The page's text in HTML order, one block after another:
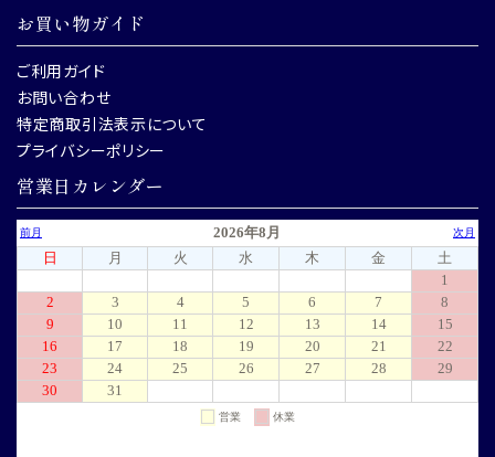
お買い物ガイド
ご利用ガイド
お問い合わせ
特定商取引法表示について
プライバシーポリシー
営業日カレンダー